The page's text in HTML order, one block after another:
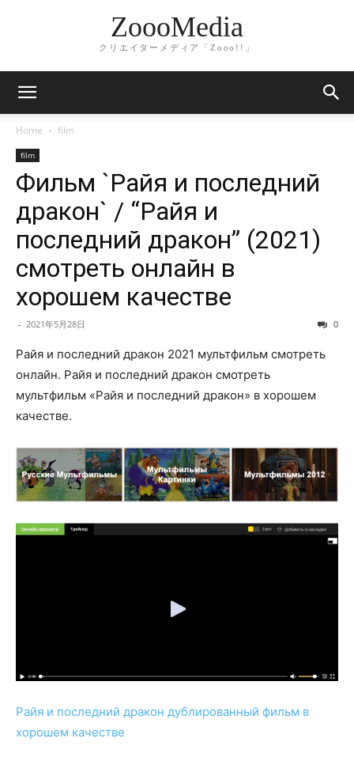
ZoooMedia
クリエイターメディア「Zooo!!」
Home film
film
Фильм `Райя и последний
дракон` / “Райя и
последний дракон” (2021)
смотреть онлайн в
хорошем качестве
- 2021年5月28日 0
Райя и последний дракон 2021 мультфильм смотреть
онлайн. Райя и последний дракон смотреть
мультфильм «Райя и последний дракон» в хорошем
качестве.
Райя и последний дракон дублированный фильм в
хорошем качестве